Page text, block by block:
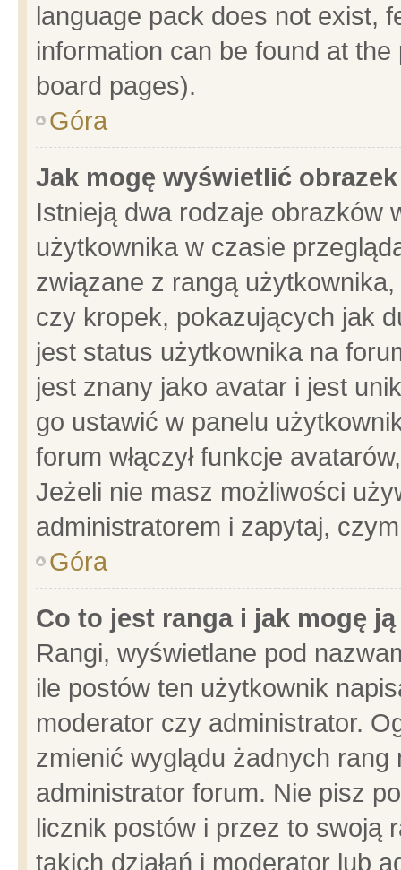
language pack does not exist,
information can be found at
board pages).
Góra
Jak mogę wyświetlić
Istnieją dwa rodzaje obrazków
użytkownika w czasie
związane z rangą
czy kropek, pokazujących jak
jest status użytkownika na
jest znany jako avatar i jest
go ustawić w panelu
forum włączył funkcje
Jeżeli nie masz możliwości
administratorem i zapytaj,
Góra
Co to jest ranga i jak mogę
Rangi, wyświetlane pod
ile postów ten użytkownik
moderator czy administrator.
zmienić wyglądu żadnych
administrator forum. Nie pisz
licznik postów i przez to swoją
takich działań i moderator lub